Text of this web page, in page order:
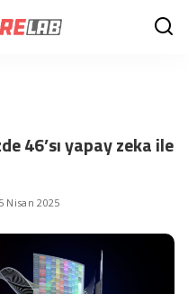
46’sı yapay zeka ile
Nisan 2025